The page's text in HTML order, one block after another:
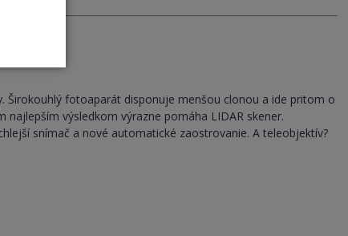
Širokouhlý fotoaparát disponuje menšou clonou a ide pritom o
výsledkom výrazne pomáha LIDAR skener.
snímač a nové automatické zaostrovanie. A teleobjektív?